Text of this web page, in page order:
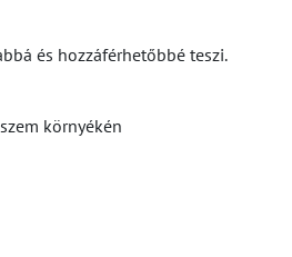
és hozzáférhetőbbé teszi.
környékén